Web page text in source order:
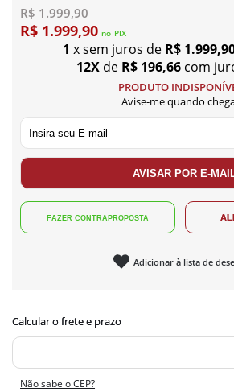
R$ 1.999,90
R$ 1.999,90 no PIX
1 x sem juros de R$
12Xde R$ 196,66 com
PRODUTO
Avise-me quando
Adicionar à lista de
Não sabe o CEP?